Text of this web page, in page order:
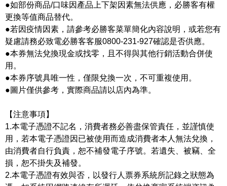
●如部份商品/口味因產品上下架因素無法供應，必勝客有權
更換等值商品替代。
●若因疫情因素，請參考必勝客菜單簡化內容說明，或若您有
疑慮請務必致電必勝客客服0800-231-927確認是否供應。
●本券無法兌換現金或找零，且不得與其他行銷活動合併使
用。
●本券序號具唯一性，僅限兌換一次，不可重複使用。
●圖片僅供參考，實際商品請以店內為準。
【注意事項】
1.本電子憑證不記名，消費者務必善盡保管責任，並謹慎使
用，若本電子憑證因已被使用而造成消費者本人無法兌換，
由消費者自行負責，恕不補發電子序號。若遺失、被竊、全
損，恕不掛失及補發。
2.本電子憑證有效與否，以發行人票券系統所記錄之狀態為